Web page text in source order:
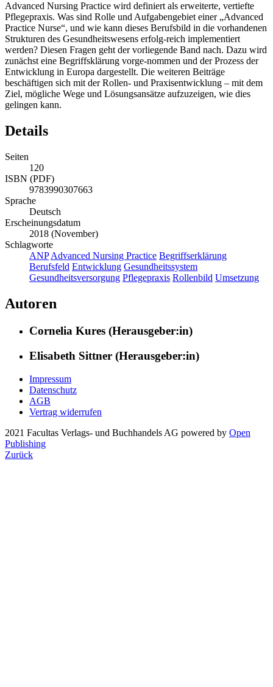
Advanced Nursing Practice wird definiert als erweiterte, vertiefte
Pflegepraxis. Was sind Rolle und Aufgabengebiet einer „Advanced
Practice Nurse“, und wie kann dieses Berufsbild in die vorhandenen
Strukturen des Gesundheitswesens erfolg-reich implementiert
werden? Diesen Fragen geht der vorliegende Band nach. Dazu wird
zunächst eine Begriffsklärung vorge-nommen und der Prozess der
Entwicklung in Europa dargestellt. Die weiteren Beiträge
beschäftigen sich mit der Rollen- und Praxisentwicklung – mit dem
Ziel, mögliche Wege und Lösungsansätze aufzuzeigen, wie dies
gelingen kann.
Details
Seiten
120
ISBN (PDF)
9783990307663
Sprache
Deutsch
Erscheinungsdatum
2018 (November)
Schlagworte
ANP Advanced Nursing Practice Begriffserklärung
Berufsfeld Entwicklung Gesundheitssystem
Gesundheitsversorgung Pflegepraxis Rollenbild Umsetzung
Autoren
Cornelia Kures (Herausgeber:in)
Elisabeth Sittner (Herausgeber:in)
Impressum
Datenschutz
AGB
Vertrag widerrufen
2021 Facultas Verlags- und Buchhandels AG powered by Open
Publishing
Zurück